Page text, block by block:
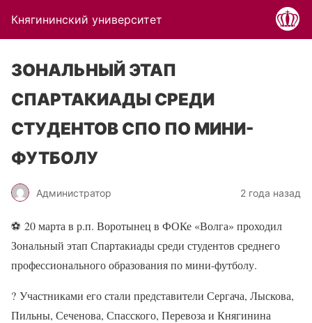
Княгининский университет
ЗОНАЛЬНЫЙ ЭТАП
СПАРТАКИАДЫ СРЕДИ
СТУДЕНТОВ СПО ПО МИНИ-
ФУТБОЛУ
Администратор 2 года назад
⚽ 20 марта в р.п. Воротынец в ФОКе «Волга» проходил
Зональный этап Спартакиады среди студентов среднего
профессионального образования по мини-футболу.
? Участниками его стали представители Сергача, Лыскова,
Пильны, Сеченова, Спасского, Перевоза и Княгинина